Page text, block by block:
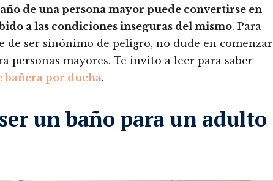
de una persona mayor puede convertirse en
a las condiciones inseguras del mismo. Para
de ser sinónimo de peligro, no dude en comenzar
personas mayores. Te invito a leer para saber
bañera por ducha.
un baño para un adulto